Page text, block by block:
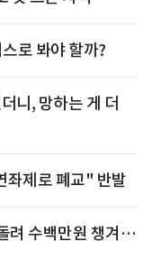
로 봐야 할까?
니, 망하는 게 더
좌제로 폐교" 반발
려 수백만원 챙겨…